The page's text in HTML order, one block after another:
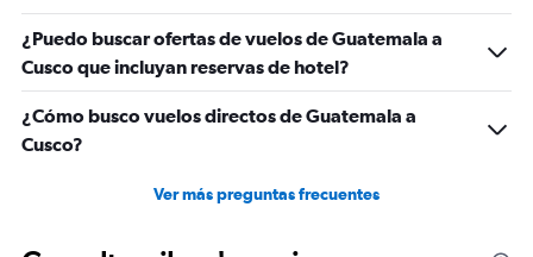
¿Puedo buscar ofertas de vuelos de Guatemala a
Cusco que incluyan reservas de hotel?
¿Cómo busco vuelos directos de Guatemala a
Cusco?
Ver más preguntas frecuentes